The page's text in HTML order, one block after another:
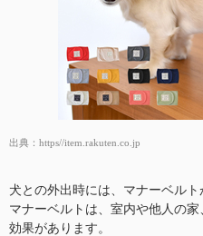
出典： https//item.rakuten.co.jp
犬との外出時には、マナーベルト
マナーベルトは、室内や他人の
効果があります。